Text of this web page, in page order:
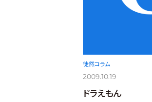
徒然コラム
2009.10.19
ドラえもん